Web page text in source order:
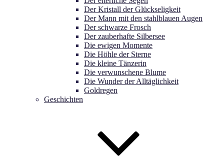
Der Kristall der Glückseligkeit
Der Mann mit den stahlblauen Augen
Der schwarze Frosch
Der zauberhafte Silbersee
Die ewigen Momente
Die Höhle der Sterne
Die kleine Tänzerin
Die verwunschene Blume
Die Wunder der Alltäglichkeit
Goldregen
Geschichten